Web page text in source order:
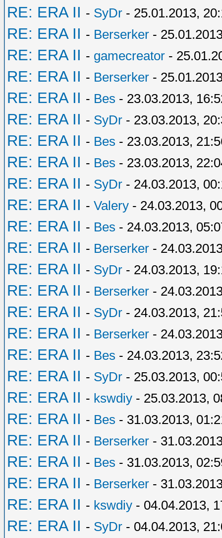
RE: ERA II - SyDr - 25.01.2013,
RE: ERA II - Berserker -
RE: ERA II - gamecreator -
RE: ERA II - Berserker -
RE: ERA II - Bes - 23.03.2013,
RE: ERA II - SyDr - 23.03.2013,
RE: ERA II - Bes - 23.03.2013,
RE: ERA II - Bes - 23.03.2013,
RE: ERA II - SyDr - 24.03.2013,
RE: ERA II - Valery - 24.03.2013,
RE: ERA II - Bes - 24.03.2013,
RE: ERA II - Berserker -
RE: ERA II - SyDr - 24.03.2013,
RE: ERA II - Berserker -
RE: ERA II - SyDr - 24.03.2013,
RE: ERA II - Berserker -
RE: ERA II - Bes - 24.03.2013,
RE: ERA II - SyDr - 25.03.2013,
RE: ERA II - kswdiy - 25.03.2013,
RE: ERA II - Bes - 31.03.2013,
RE: ERA II - Berserker -
RE: ERA II - Bes - 31.03.2013,
RE: ERA II - Berserker -
RE: ERA II - kswdiy - 04.04.2013,
RE: ERA II - SyDr - 04.04.2013,